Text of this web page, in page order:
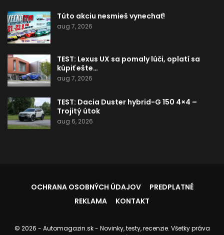
Túto akciu nesmieš vynechať!
aug 7, 2026
TEST: Lexus UX sa pomaly lúči, oplatí sa
kúpiť ešte…
aug 7, 2026
TEST: Dacia Duster hybrid-G 150 4×4 –
Trojitý útok
aug 6, 2026
OCHRANA OSOBNÝCH ÚDAJOV
PREDPLATNÉ
REKLAMA
KONTAKT
© 2026 - Automagazin.sk - Novinky, testy, recenzie. Všetky práva